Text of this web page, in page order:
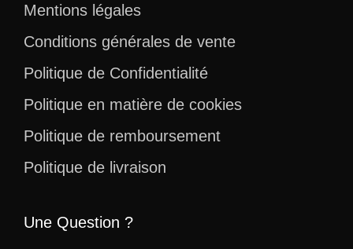
Mentions légales
Conditions générales de vente
Politique de Confidentialité
Politique en matière de cookies
Politique de remboursement
Politique de livraison
Une Question ?